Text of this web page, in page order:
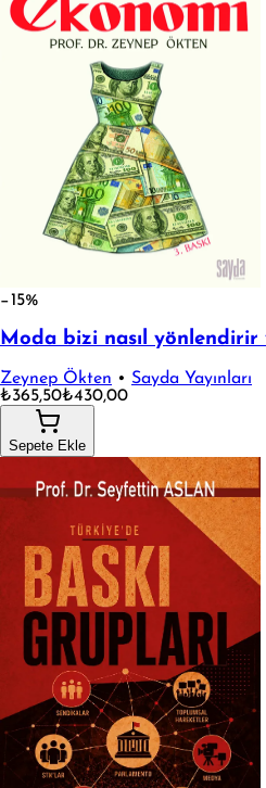
−15%
Moda bizi nasıl
Zeynep Ökten • Sayda Yayınları
₺365,50₺430,00
Sepete Ekle